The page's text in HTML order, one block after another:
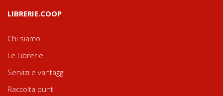
LIBRERIE.COOP
Chi siamo
Le Librerie
Servizi e vantaggi
Raccolta punti